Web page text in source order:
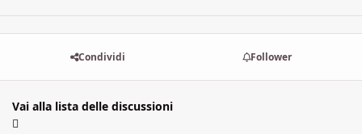
Condividi Follower
Vai alla lista delle discussioni